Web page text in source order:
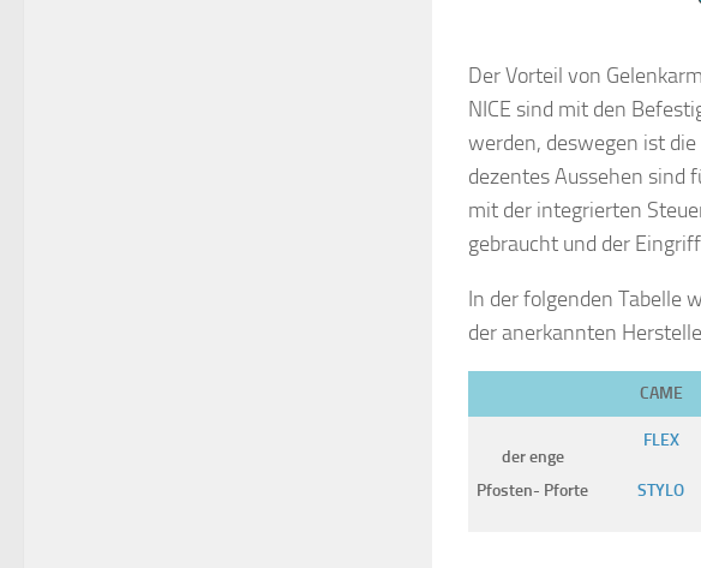
Der Vorteil von
NICE sind mit den
werden, deswegen ist
dezentes Aussehen sind
mit der integrierten
gebraucht und der
In der folgenden Tabelle
der anerkannten
CAME
der enge
Pfosten- Pforte
FLEX
STYLO